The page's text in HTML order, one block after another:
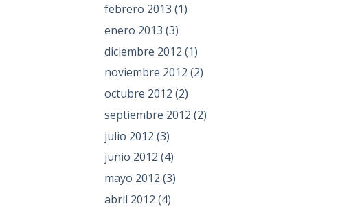
febrero 2013 (1)
enero 2013 (3)
diciembre 2012 (1)
noviembre 2012 (2)
octubre 2012 (2)
septiembre 2012 (2)
julio 2012 (3)
junio 2012 (4)
mayo 2012 (3)
abril 2012 (4)